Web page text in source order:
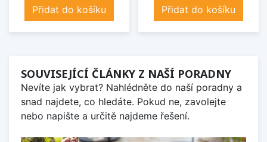
Přidat do košíku Přidat do košíku
SOUVISEJÍCÍ ČLÁNKY Z NAŠÍ PORADNY
Nevíte jak vybrat? Nahlédněte do naší poradny a
snad najdete, co hledáte. Pokud ne, zavolejte
nebo napište a určitě najdeme řešení.